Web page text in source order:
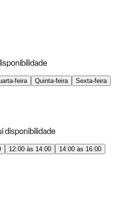
feira Quinta-feira
Sexta-feira
disponibilidade
12:00 às 14:00
14:00 às 16:00